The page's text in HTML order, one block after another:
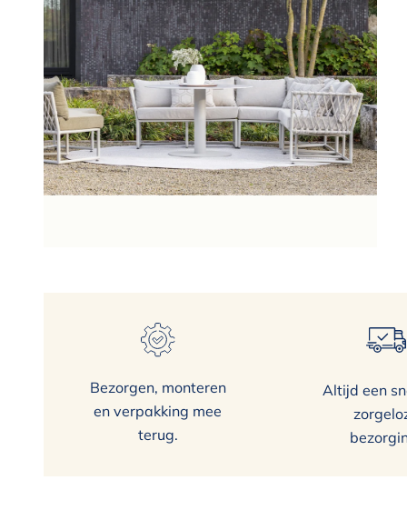
Bezorgen, monteren
en verpakking mee
terug.
Altijd een